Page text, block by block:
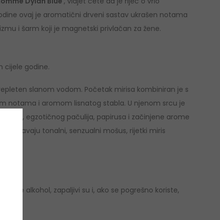
ovaj je aromatični drveni sastav ukrašen notama
i šarm koji je magnetski privlačan za žene.
cijele godine.
slanom vodom. Početak mirisa kombiniran je s
notama i aromom lisnatog stabla. U njenom srcu je
egzotičnog pačulija, papirusa i začinjene arome
tonalni, senzualni mošus, rijetki miris
alkohol, zapaljivi su i, ako se pogrešno koriste,